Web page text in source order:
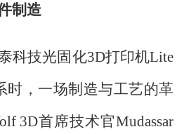
制造
科技光固化3D打印机Lite
时，一场制造与工艺的革
3D首席技术官Mudassar